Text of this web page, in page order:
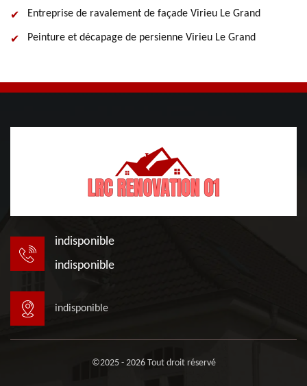
Entreprise de ravalement de façade Virieu Le Grand
Peinture et décapage de persienne Virieu Le Grand
indisponible
indisponible
indisponible
©2025 - 2026 Tout droit réservé